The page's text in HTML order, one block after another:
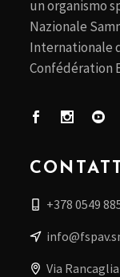
un organismo
Nazionale
Internationale
Confédération
+378 0549
Via